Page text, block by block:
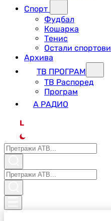
Спорт
Фудбал
Кошарка
Тенис
Остали спортови
Архива
ТВ ПРОГРАМ
ТВ Распоред
Програм
А РАДИО
L